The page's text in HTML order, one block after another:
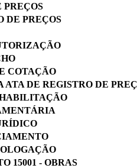
PREÇOS
DE PREÇOS
COTAÇÃO
DE REGISTRO DE
15001 - OBRAS